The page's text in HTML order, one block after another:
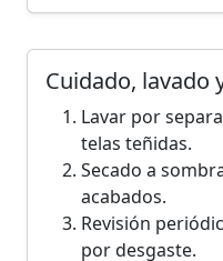
Cuidado, lavado
Lavar por
telas teñidas.
Secado a
acabados.
Revisión
por desgaste.